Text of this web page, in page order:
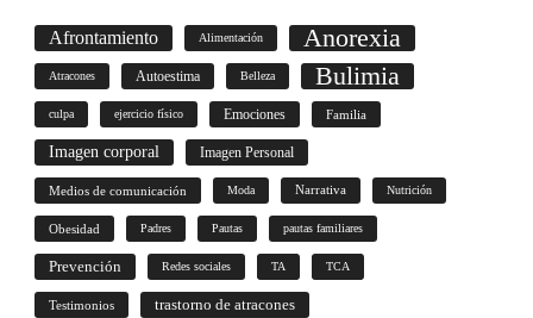
Afrontamiento Alimentación Anorexia
Atracones Autoestima Belleza Bulimia
culpa ejercicio físico Emociones Familia
Imagen corporal Imagen Personal
Medios de comunicación Moda Narrativa Nutrición
Obesidad Padres Pautas pautas familiares
Prevención Redes sociales TA TCA
Testimonios trastorno de atracones